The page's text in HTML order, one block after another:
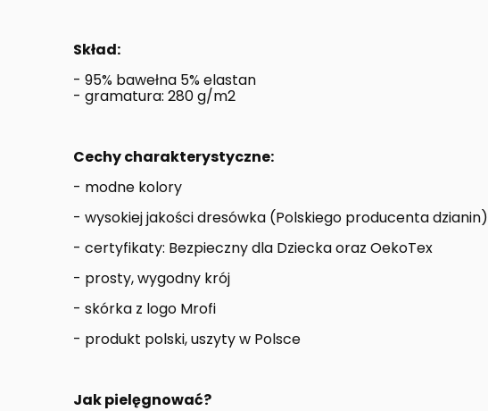
Skład:
- 95% bawełna 5% elastan
- gramatura: 280 g/m2
Cechy charakterystyczne:
- modne kolory
- wysokiej jakości dresówka (Polskiego producenta dzianin)
- certyfikaty: Bezpieczny dla Dziecka oraz OekoTex
- prosty, wygodny krój
- skórka z logo Mrofi
- produkt polski, uszyty w Polsce
Jak pielęgnować?